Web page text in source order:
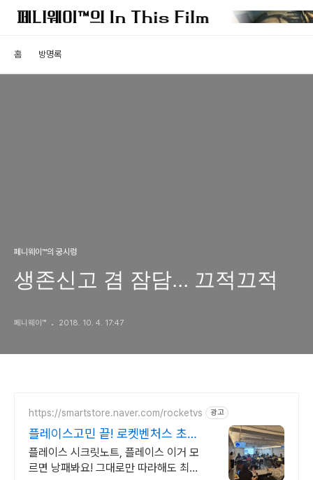
홈 방명록
페니웨이™의 궁시렁
생존신고 겸 잠담... 끄적끄적
페니웨이™ 2018. 10. 4. 17:47
https://smartstore.naver.com/rocketvs 광고
플레이스고민 끝! 로켓벤처스 초보
사장님은 꼭 보셔야되요!
플레이스 시크릿노트, 플레이스 이거 모
르면 낭패봐요! 그대로만 따라해도 최적